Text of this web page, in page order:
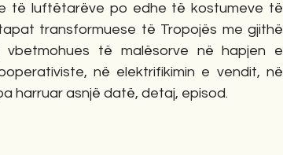
të luftëtarëve po edhe të kostumeve të
transformuese të Tropojës me gjithë
vbetmohues të malësorve në hapjen e
në elektrifikimin e vendit, në
harruar asnjë datë, detaj, episod.